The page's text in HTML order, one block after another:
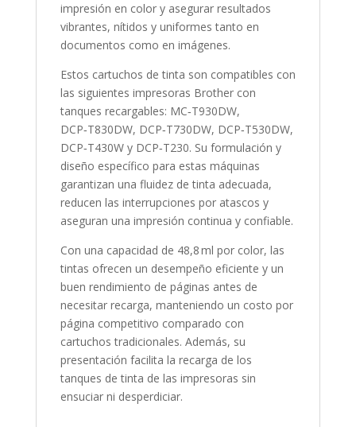
impresión en color y asegurar resultados
vibrantes, nítidos y uniformes tanto en
documentos como en imágenes.
Estos cartuchos de tinta son compatibles con
las siguientes impresoras Brother con
tanques recargables: MC‑T930DW,
DCP‑T830DW, DCP‑T730DW, DCP‑T530DW,
DCP‑T430W y DCP‑T230. Su formulación y
diseño específico para estas máquinas
garantizan una fluidez de tinta adecuada,
reducen las interrupciones por atascos y
aseguran una impresión continua y confiable.
Con una capacidad de 48,8 ml por color, las
tintas ofrecen un desempeño eficiente y un
buen rendimiento de páginas antes de
necesitar recarga, manteniendo un costo por
página competitivo comparado con
cartuchos tradicionales. Además, su
presentación facilita la recarga de los
tanques de tinta de las impresoras sin
ensuciar ni desperdiciar.